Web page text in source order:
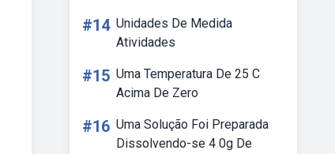
#14 Unidades De Medida
Atividades
#15 Uma Temperatura De 25 C
Acima De Zero
#16 Uma Solução Foi Preparada
Dissolvendo-se 4 0g De